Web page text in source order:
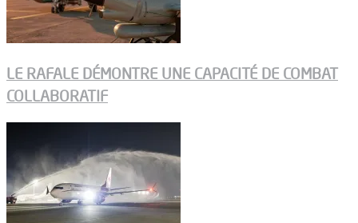
LE RAFALE DÉMONTRE UNE CAPACITÉ DE COMBAT
COLLABORATIF